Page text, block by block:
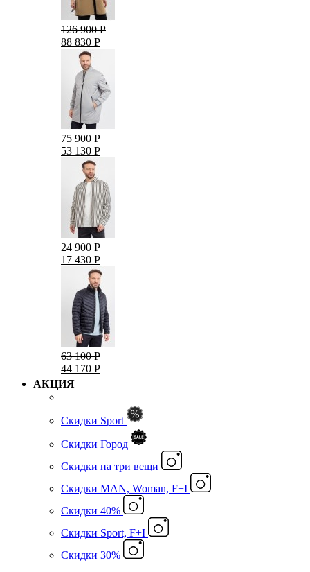
126 900 Р
88 830 Р
75 900 Р
53 130 Р
24 900 Р
17 430 Р
63 100 Р
44 170 Р
АКЦИЯ
Скидки Sport
Скидки Город
Cкидки на три вещи
Скидки MAN, Woman, F+I
Скидки 40%
Скидки Sport, F+I
Скидки 30%